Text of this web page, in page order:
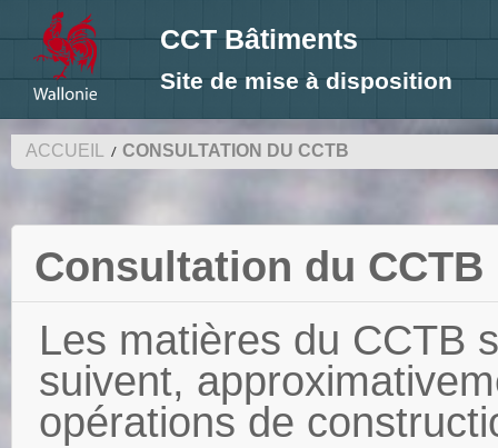
CCT Bâtiments
Site de mise à disposition
ACCUEIL CONSULTATION DU CCTB
Consultation du CCTB
Les matières du CCTB
suivent,
opérations de